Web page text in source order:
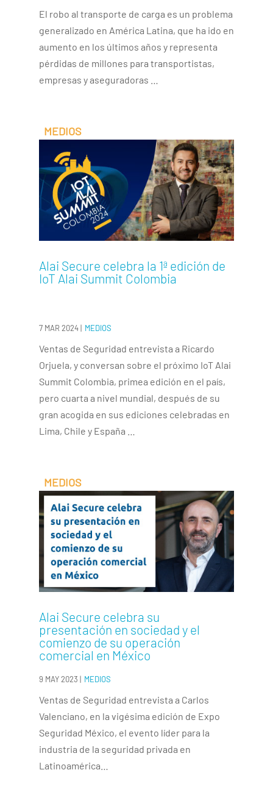
El robo al transporte de carga es un problema
generalizado en América Latina, que ha ido en
aumento en los últimos años y representa
pérdidas de millones para transportistas,
empresas y aseguradoras …
Alai Secure celebra la 1ª edición de
IoT Alai Summit Colombia
7 MAR 2024| MEDIOS
Ventas de Seguridad entrevista a Ricardo
Orjuela, y conversan sobre el próximo IoT Alai
Summit Colombia, primea edición en el país,
pero cuarta a nivel mundial, después de su
gran acogida en sus ediciones celebradas en
Lima, Chile y España …
Alai Secure celebra su
presentación en sociedad y el
comienzo de su operación
comercial en México
9 MAY 2023 | MEDIOS
Ventas de Seguridad entrevista a Carlos
Valenciano, en la vigésima edición de Expo
Seguridad México, el evento líder para la
industria de la seguridad privada en
Latinoamérica…